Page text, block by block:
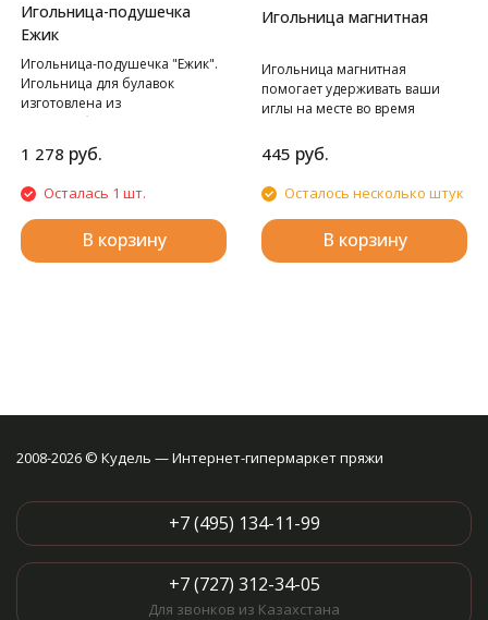
Игольница-подушечка
Ежик
Игольница-подушечка "Ежик".
Игольница для булавок
изготовлена из
хлопчатобумажной ткани с
классическим цветочным
принтом, выполненным в
прикладного искусства. Новая
игольница для булавок в
форме Еж. Идеальное
дополнение к вашей
1 278 руб.
Осталась 1 шт.
В корзину
Игольница магнитная
Игольница магнитная
помогает удерживать ваши
иглы на месте во время
рукоделия. Поместите
декоративную сторону с
магнитом поверх ткани и
поместите магнитный диск под
ткань. Дизайн магнитной
иголницы - растительный в
синих тонах. Размер
445 руб.
Осталось несколько штук
В корзину
2008-2026 © Кудель — Интернет-гипермаркет пряжи
+7 (495) 134-11-99
+7 (727) 312-34-05
Для звонков из Казахстана